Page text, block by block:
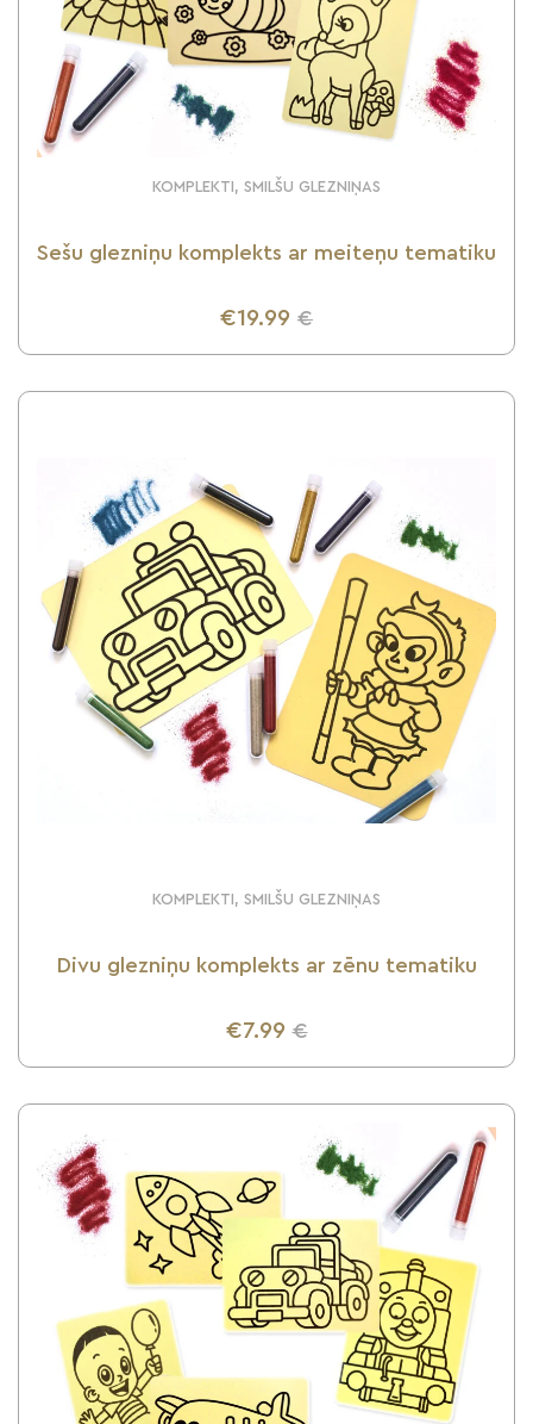
KOMPLEKTI, SMILŠU GLEZNIŅAS
Sešu glezniņu komplekts ar meiteņu tematiku
€19.99 €
UZZINI VAIRĀK
KOMPLEKTI, SMILŠU GLEZNIŅAS
Divu glezniņu komplekts ar zēnu tematiku
€7.99 €
UZZINI VAIRĀK